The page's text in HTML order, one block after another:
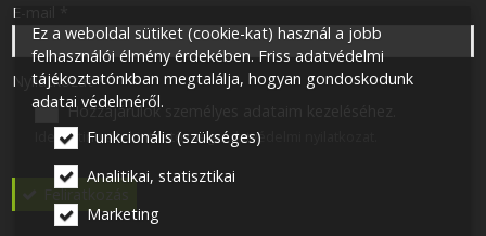
-
-
-
E-mail
Nyilatkozat*
Hozzájárulok személyes adataim kezeléséhez.
Ide kattintva tekinthető meg:Adatvédelmi nyilatkozat
Feliratkozás
Ez a weboldal sütiket (cookie-kat) használ a jobb
felhasználói élmény érdekében. Friss adatvédelmi
tájékoztatónkban megtalálja, hogyan gondoskodunk
adatai védelméről.
Funkcionális (szükséges)
Analitikai, statisztikai
Marketing